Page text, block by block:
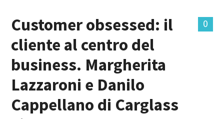
MASTER IN FOOD & BEVERAGE
GIURISTI IN AZIENDA
TUTTI
0
Customer obsessed: il
cliente al centro del
business. Margherita
Lazzaroni e Danilo
Cappellano di Carglass